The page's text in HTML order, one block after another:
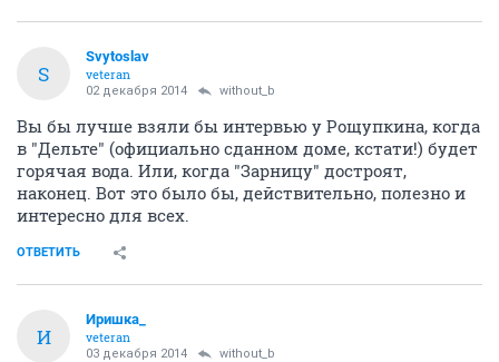
S
Svytoslav
veteran
02 декабря 2014 without_b
Вы бы лучше взяли бы интервью у Рощупкина, когда
в "Дельте" (официально сданном доме, кстати!) будет
горячая вода. Или, когда "Зарницу" достроят,
наконец. Вот это было бы, действительно, полезно и
интересно для всех.
ОТВЕТИТЬ
И
Иришка_
veteran
03 декабря 2014 without_b